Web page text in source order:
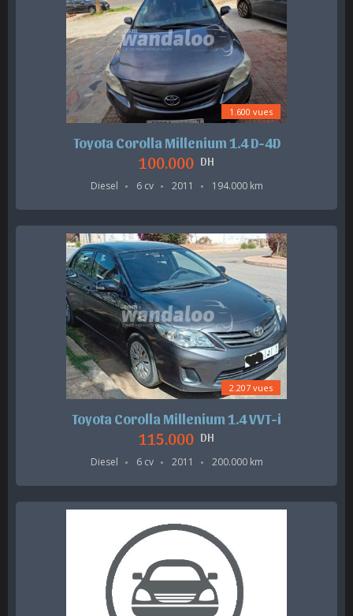
1.600 vues
Toyota Corolla Millenium 1.4 D-4D
100.000 DH
Diesel 6 cv 2011 194.000 km
2.207 vues
Toyota Corolla Millenium 1.4 VVT-i
115.000 DH
Diesel 6 cv 2011 200.000 km